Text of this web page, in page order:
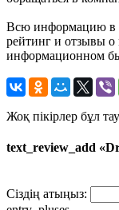
Всю информацию в
рейтинг и отзывы
информационном
Жоқ пікірлер бұл
text_review_add
Сіздің атыңыз: